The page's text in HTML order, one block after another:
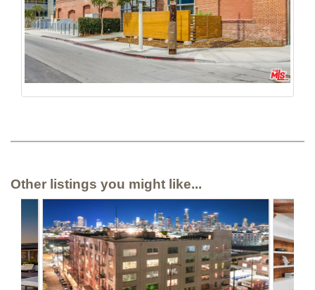
Other listings you might like...